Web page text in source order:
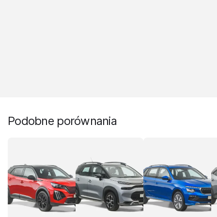
Podobne porównania